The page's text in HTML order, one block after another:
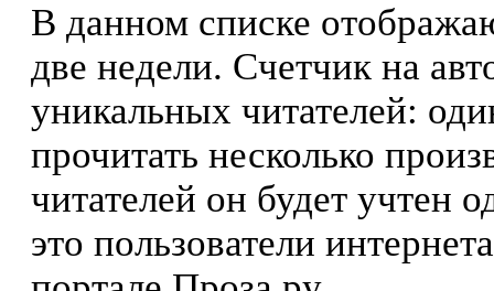
В данном списке
две недели. Счетчик на
уникальных читателей:
прочитать несколько
читателей он будет учтен
это пользователи